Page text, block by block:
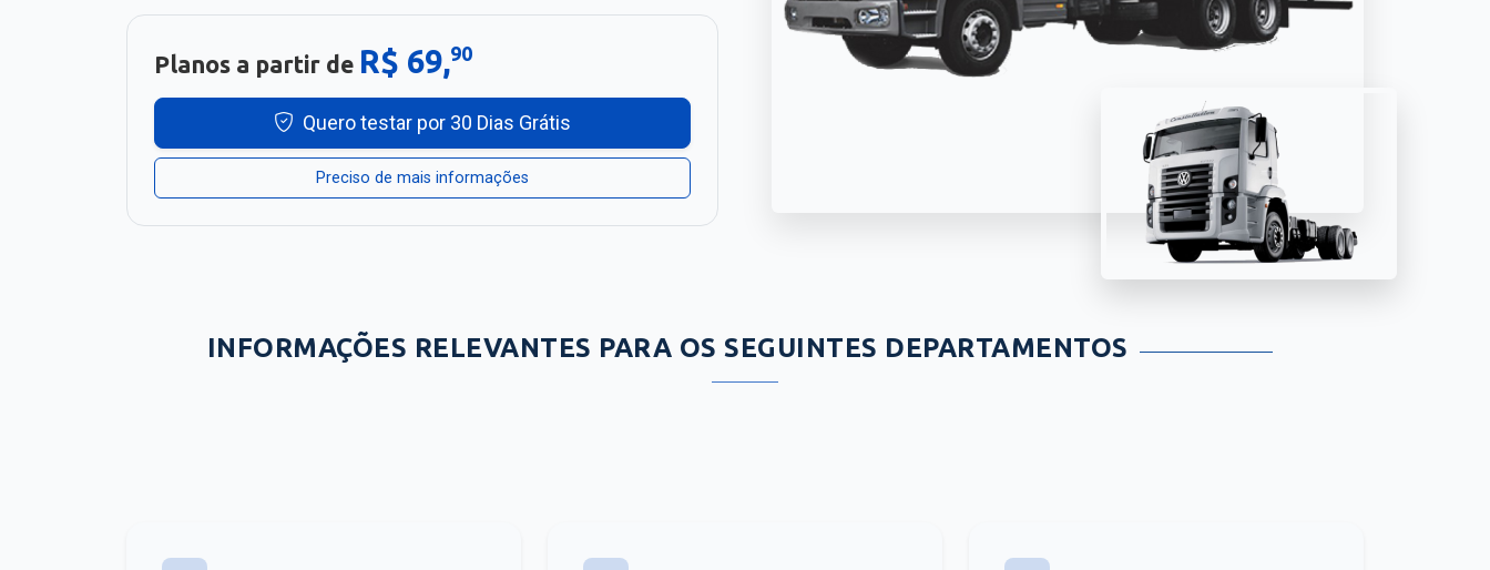
Planos a partir de R$ 69,90
Quero testar por 30 Dias Grátis
Preciso de mais informações
INFORMAÇÕES RELEVANTES PARA OS SEGUINTES DEPARTAMENTOS